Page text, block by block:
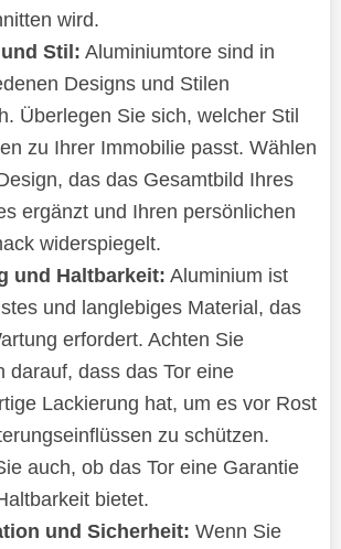
wird.
Stil: Aluminiumtore sind in
Designs und Stilen
Überlegen Sie sich, welcher Stil
zu Ihrer Immobilie passt. Wählen
das das Gesamtbild Ihres
ergänzt und Ihren persönlichen
widerspiegelt.
und Haltbarkeit: Aluminium ist
und langlebiges Material, das
erfordert. Achten Sie
darauf, dass das Tor eine
Lackierung hat, um es vor Rost
zu schützen.
auch, ob das Tor eine Garantie
bietet.
und Sicherheit: Wenn Sie